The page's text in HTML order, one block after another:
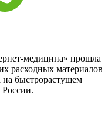
медицина» прошла
расходных материалов
на быстрорастущем